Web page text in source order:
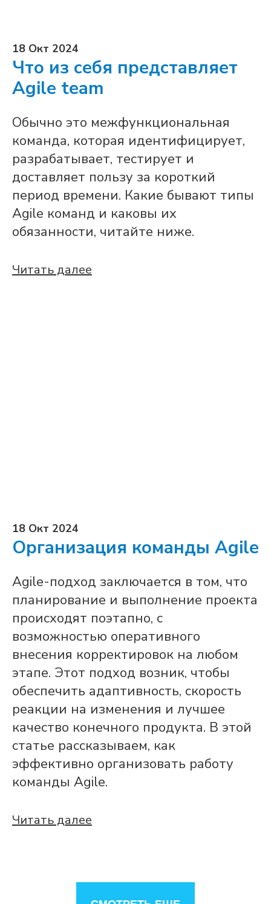
18 Окт 2024
Что из себя представляет
Agile team
Обычно это межфункциональная
команда, которая идентифицирует,
разрабатывает, тестирует и
доставляет пользу за короткий
период времени. Какие бывают типы
Agile команд и каковы их
обязанности, читайте ниже.
Читать далее
18 Окт 2024
Организация команды Agile
Agile-подход заключается в том, что
планирование и выполнение проекта
происходят поэтапно, с
возможностью оперативного
внесения корректировок на любом
этапе. Этот подход возник, чтобы
обеспечить адаптивность, скорость
реакции на изменения и лучшее
качество конечного продукта. В этой
статье рассказываем, как
эффективно организовать работу
команды Agile.
Читать далее